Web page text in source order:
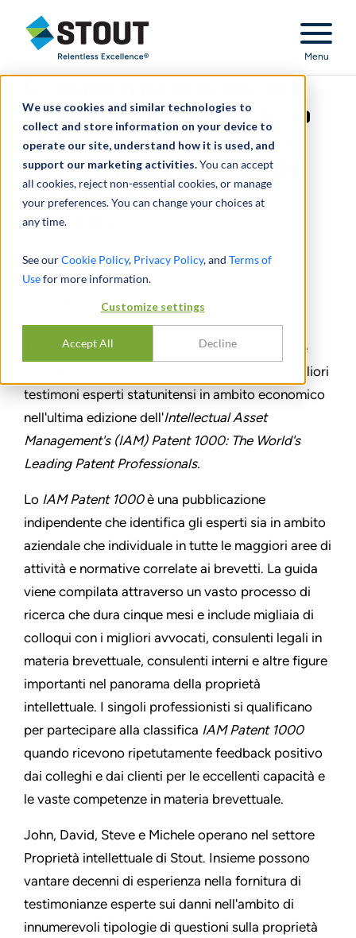
We use cookies and similar technologies to
collect and store information on your device to
operate our site, understand how it is used, and
support our marketing activities.You can accept
all cookies, reject non-essential cookies, or manage
your preferences. You can change your choices at
any time.
See ourCookie Policy, Privacy Policy, and Terms of
Usefor more information.
Customize settings
Accept All Decline
Stout Relentless Excellence
Menu
intellettuale di Stout sono
stati riconosciuti come i
migliori professionisti del
mondo nell'ambito dei
brevetti
June 12, 2019
CONDIVIDERE
John Bone, David Haas, Steve Holzen e Michele
Riley di Stout sono stati riconosciuti come i migliori
testimoni esperti statunitensi in ambito economico
nell'ultima edizione dell'Intellectual Asset
Management's (IAM) Patent 1000: The World's
Leading Patent Professionals.
Lo IAM Patent 1000è una pubblicazione
indipendente che identifica gli esperti sia in ambito
aziendale che individuale in tutte le maggiori aree di
attività e normative correlate ai brevetti. La guida
viene compilata attraverso un vasto processo di
ricerca che dura cinque mesi e include migliaia di
colloqui con i migliori avvocati, consulenti legali in
materia brevettuale, consulenti interni e altre figure
importanti nel panorama della proprietà
intellettuale. I singoli professionisti si qualificano
per partecipare alla classifica IAM Patent 1000
quando ricevono ripetutamente feedback positivo
dai colleghi e dai clienti per le eccellenti capacità e
le vaste competenze in materia brevettuale.
John, David, Steve e Michele operano nel settore
Proprietà intellettuale di Stout. Insieme possono
vantare decenni di esperienza nella fornitura di
testimonianze esperte sui danni nell'ambito di
innumerevoli tipologie di questioni sulla proprietà